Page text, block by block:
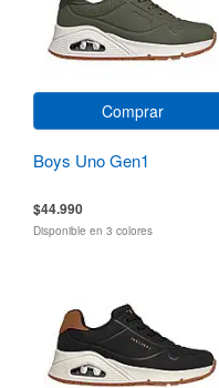
Comprar
Boys Uno Gen1
$44.990
Disponible en 3 colores